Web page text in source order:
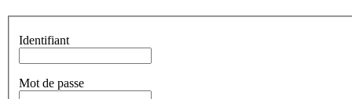
Identifiant
Mot de passe